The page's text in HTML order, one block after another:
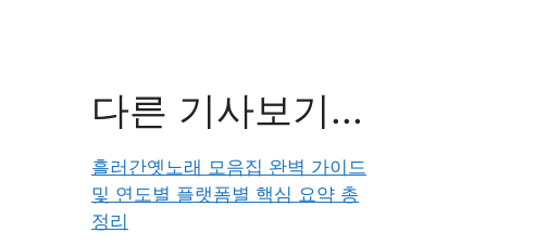
다른 기사보기...
흘러간옛노래 모음집 완벽 가이드
및 연도별 플랫폼별 핵심 요약 총
정리